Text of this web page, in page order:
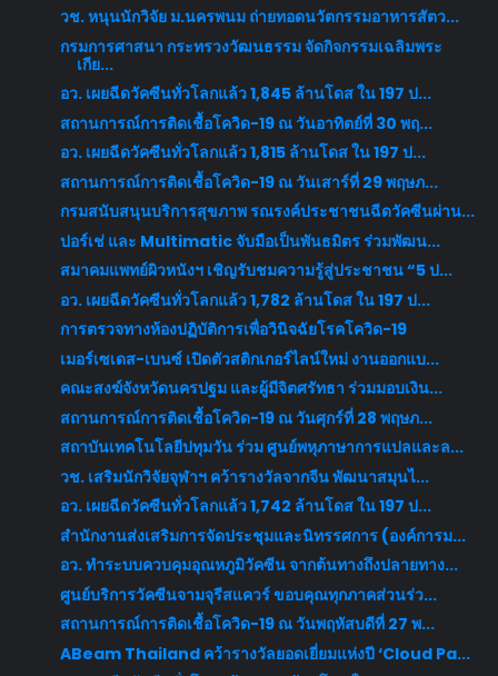
วช. หนุนนักวิจัย ม.นครพนม ถ่ายทอดนวัตกรรมอาหารสัตว...
กรมการศาสนา กระทรวงวัฒนธรรม จัดกิจกรรมเฉลิมพระ
เกีย...
อว. เผยฉีดวัคซีนทั่วโลกแล้ว 1,845 ล้านโดส ใน 197 ป...
สถานการณ์การติดเชื้อโควิด-19 ณ วันอาทิตย์ที่ 30 พฤ...
อว. เผยฉีดวัคซีนทั่วโลกแล้ว 1,815 ล้านโดส ใน 197 ป...
สถานการณ์การติดเชื้อโควิด-19 ณ วันเสาร์ที่ 29 พฤษภ...
กรมสนับสนุนบริการสุขภาพ รณรงค์ประชาชนฉีดวัคซีนผ่าน...
ปอร์เช่ และ Multimatic จับมือเป็นพันธมิตร ร่วมพัฒน...
สมาคมแพทย์ผิวหนังฯ เชิญรับชมความรู้สู่ประชาชน “5 ป...
อว. เผยฉีดวัคซีนทั่วโลกแล้ว 1,782 ล้านโดส ใน 197 ป...
การตรวจทางห้องปฏิบัติการเพื่อวินิจฉัยโรคโควิด-19
เมอร์เซเดส-เบนซ์ เปิดตัวสติกเกอร์ไลน์ใหม่ งานออกแบ...
คณะสงฆ์จังหวัดนครปฐม และผู้มีจิตศรัทธา ร่วมมอบเงิน...
สถานการณ์การติดเชื้อโควิด-19 ณ วันศุกร์ที่ 28 พฤษภ...
สถาบันเทคโนโลยีปทุมวัน ร่วม ศูนย์พหุภาษาการแปลและล...
วช. เสริมนักวิจัยจุฬาฯ คว้ารางวัลจากจีน พัฒนาสมุนไ...
อว. เผยฉีดวัคซีนทั่วโลกแล้ว 1,742 ล้านโดส ใน 197 ป...
สำนักงานส่งเสริมการจัดประชุมและนิทรรศการ (องค์การม...
อว. ทำระบบควบคุมอุณหภูมิวัคซีน จากต้นทางถึงปลายทาง...
ศูนย์บริการวัคซีนจามจุรีสแควร์ ขอบคุณทุกภาคส่วนร่ว...
สถานการณ์การติดเชื้อโควิด-19 ณ วันพฤหัสบดีที่ 27 พ...
ABeam Thailand คว้ารางวัลยอดเยี่ยมแห่งปี ‘Cloud Pa...